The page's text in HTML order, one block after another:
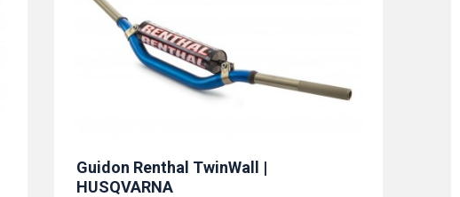
Guidon Renthal TwinWall |
HUSQVARNA